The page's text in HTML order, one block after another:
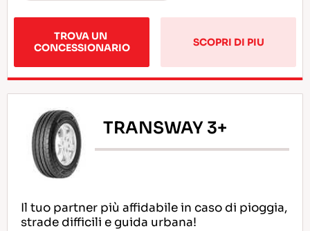
TROVA UN
CONCESSIONARIO
SCOPRI DI PIU
TRANSWAY 3+
Il tuo partner più affidabile in caso di pioggia,
strade difficili e guida urbana!